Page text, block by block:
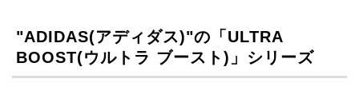
"ADIDAS(アディダス)"の「ULTRA
BOOST(ウルトラ ブースト)」シリーズ